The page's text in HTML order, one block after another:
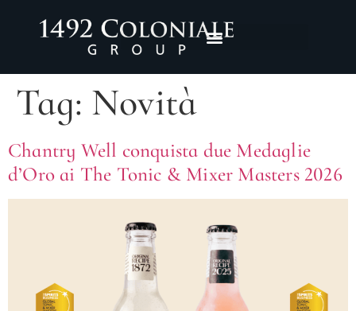
Tag: Novità
Chantry Well conquista due Medaglie
d’Oro ai The Tonic & Mixer Masters 2026